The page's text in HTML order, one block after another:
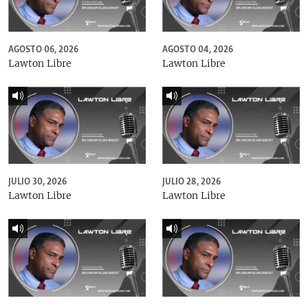
AGOSTO 06, 2026
Lawton Libre
AGOSTO 04, 2026
Lawton Libre
JULIO 30, 2026
Lawton Libre
JULIO 28, 2026
Lawton Libre